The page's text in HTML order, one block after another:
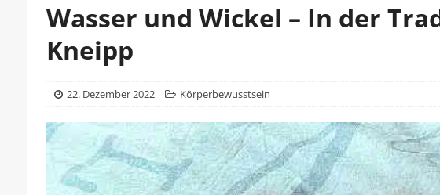
Wasser und Wickel – In der
Kneipp
22. Dezember 2022 Körperbewusstsein